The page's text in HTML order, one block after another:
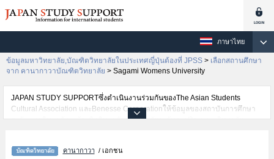
ภาษาไทย
ข้อมูลมหาวิทยาลัย,บัณฑิตวิทยาลัยในประเทศญี่ปุ่นต้องที่ JPSS > เลือกสถานศึกษา
จาก คานากาวาบัณฑิตวิทยาลัย > Sagami Womens University
JAPAN STUDY SUPPORTซึ่งดำเนินงานร่วมกันของThe Asian Students
Cultural Association และBenesse Corporationให้ข้อมูลของสถาบันการศึกษา
ระดับมหาวิทยาลัย・บัณฑิตวิทยาลัย・วิทยาลัยระดับอนุปริญญา・วิทยาลัย
นักศึกษาต่างชาติเช่น เป็นต้น,ข้อมูลของแต่ละสาขาวิจัย,ข้อมูลการสอบคัดเลือก
คานากาวา/ เอกชน